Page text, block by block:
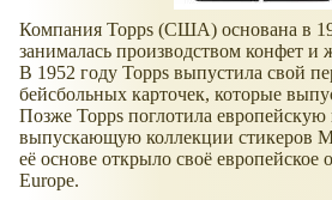
Компания Topps (США) основана в
занималась производством конфет и
В 1952 году Topps выпустила свой
бейсбольных карточек, которые
Позже Topps поглотила
выпускающую коллекции стикеров
её основе открыло своё европейское
Europe.